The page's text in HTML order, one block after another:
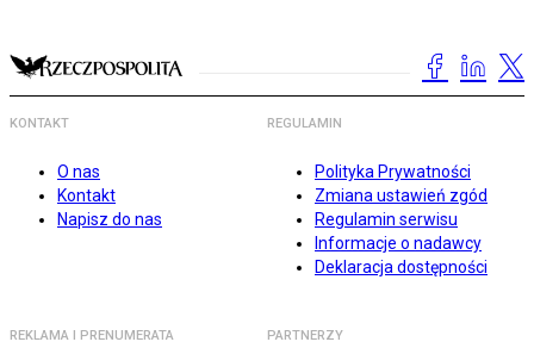
KONTAKT
O nas
Kontakt
Napisz do nas
REGULAMIN
Polityka Prywatności
Zmiana ustawień zgód
Regulamin serwisu
Informacje o nadawcy
Deklaracja dostępności
REKLAMA I PRENUMERATA PARTNERZY